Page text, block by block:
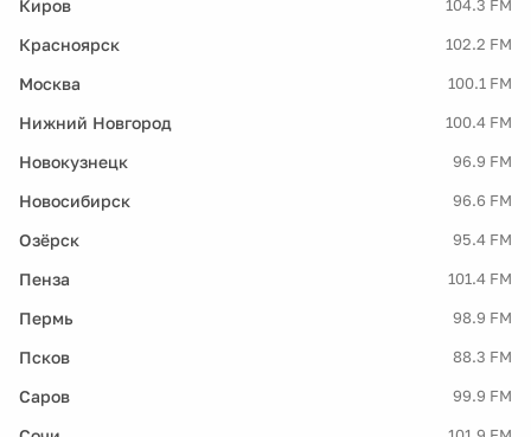
Киров 104.3 FM
Красноярск 102.2 FM
Москва 100.1 FM
Нижний Новгород 100.4 FM
Новокузнецк 96.9 FM
Новосибирск 96.6 FM
Озёрск 95.4 FM
Пенза 101.4 FM
Пермь 98.9 FM
Псков 88.3 FM
Саров 99.9 FM